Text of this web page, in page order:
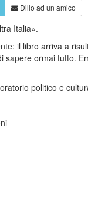
Dillo ad un amico
Italia».
il libro arriva a
sapere ormai tutto.
politico e